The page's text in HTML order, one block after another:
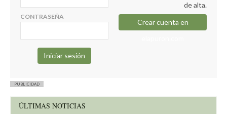
CONTRASEÑA
de alta.
Crear cuenta en
PUBLICIDAD
ÚLTIMAS NOTICIAS